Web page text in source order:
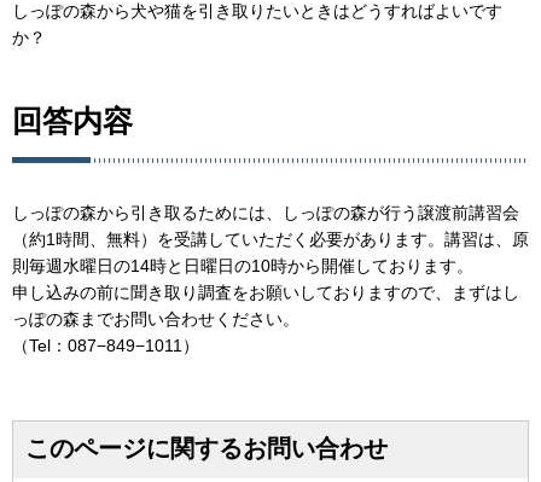
しっぽの森から犬や猫を引き取りたいときはどうすればよいです
か？
回答内容
しっぽの森から引き取るためには、しっぽの森が行う譲渡前講習会
（約1時間、無料）を受講していただく必要があります。講習は、原
則毎週水曜日の14時と日曜日の10時から開催しております。
申し込みの前に聞き取り調査をお願いしておりますので、まずはし
っぽの森までお問い合わせください。
（Tel：087−849−1011）
このページに関するお問い合わせ